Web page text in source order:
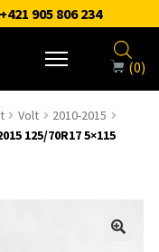
+421 905 806 234
(0)
Volt
2010-2015
125/70R17 5×115